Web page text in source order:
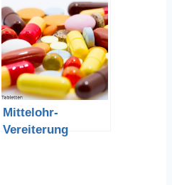
Mittelohr-
Vereiterung